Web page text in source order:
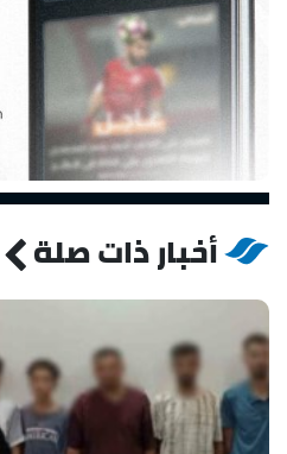
أخبار ذات صلة